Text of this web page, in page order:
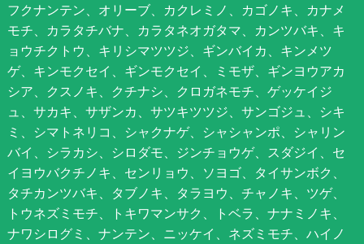
フクナンテン、オリーブ、カクレミノ、カゴノキ、カナメ
モチ、カラタチバナ、カラタネオガタマ、カンツバキ、キ
ョウチクトウ、キリシマツツジ、ギンバイカ、キンメツ
ゲ、キンモクセイ、ギンモクセイ、ミモザ、ギンヨウアカ
シア、クスノキ、クチナシ、クロガネモチ、ゲッケイジ
ュ、サカキ、サザンカ、サツキツツジ、サンゴジュ、シキ
ミ、シマトネリコ、シャクナゲ、シャシャンポ、シャリン
バイ、シラカシ、シロダモ、ジンチョウゲ、スダジイ、セ
イヨウバクチノキ、センリョウ、ソヨゴ、タイサンボク、
タチカンツバキ、タブノキ、タラヨウ、チャノキ、ツゲ、
トウネズミモチ、トキワマンサク、トベラ、ナナミノキ、
ナワシログミ、ナンテン、ニッケイ、ネズミモチ、ハイノ